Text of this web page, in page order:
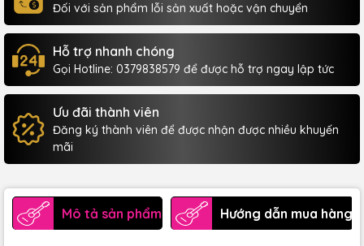
Đối với sản phẩm lỗi sản xuất hoặc vận chuyển
Hỗ trợ nhanh chóng
Gọi Hotline: 0379838579 để được hỗ trợ ngay lập tức
Ưu đãi thành viên
Đăng ký thành viên để được nhận được nhiều khuyến
mãi
Mô tả sản phẩm Hướng dẫn mua hàng